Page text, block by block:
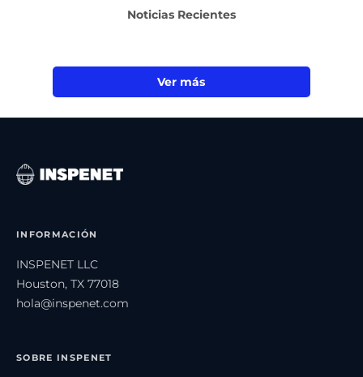
Noticias Recientes
Ver más
INFORMACIÓN
INSPENET LLC
Houston, TX 77018
hola@inspenet.com
SOBRE INSPENET